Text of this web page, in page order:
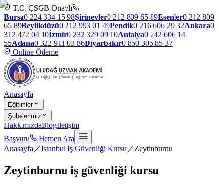
T.C. ÇSGB Onaylı
Bursa0 224 334 15 98Şirinevler0 212 809 65 89Esenler0 212 809
65 89Beylikdüzü0 212 993 01 49Pendik0 216 606 29 32Ankara0
312 472 04 10İzmir0 232 329 09 10Antalya0 242 606 14
55Adana0 322 911 03 86Diyarbakır0 850 305 85 37
Online Ödeme
Anasayfa
Eğitimler
Şubelerimiz
HakkımızdaBlogİletişim
Başvuru
Hemen Ara
Anasayfa ／İstanbul İş Güvenliği Kursu ／Zeytinburnu
Zeytinburnu iş güvenliği kursu